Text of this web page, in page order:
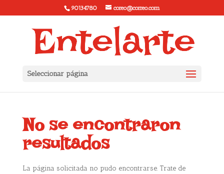
90134780 coreo@correo.com
Seleccionar página
No se encontraron
resultados
La página solicitada no pudo encontrarse. Trate de